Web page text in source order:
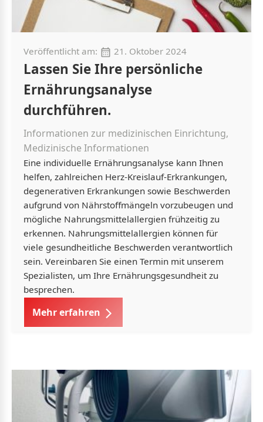
Veröffentlicht am: 21. Oktober 2024
Lassen Sie Ihre persönliche
Ernährungsanalyse
durchführen.
Informationen zur medizinischen Einrichtung,
Medizinische Informationen
Eine individuelle Ernährungsanalyse kann Ihnen
helfen, zahlreichen Herz-Kreislauf-Erkrankungen,
degenerativen Erkrankungen sowie Beschwerden
aufgrund von Nährstoffmängeln vorzubeugen und
mögliche Nahrungsmittelallergien frühzeitig zu
erkennen. Nahrungsmittelallergien können für
viele gesundheitliche Beschwerden verantwortlich
sein. Vereinbaren Sie einen Termin mit unserem
Spezialisten, um Ihre Ernährungsgesundheit zu
besprechen.
Mehr erfahren